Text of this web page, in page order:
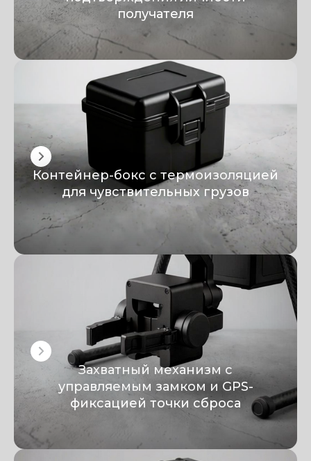
получателя
Контейнер-бокс с термоизоляцией
для чувствительных грузов
Захватный механизм с
управляемым замком и GPS-
фиксацией точки сброса